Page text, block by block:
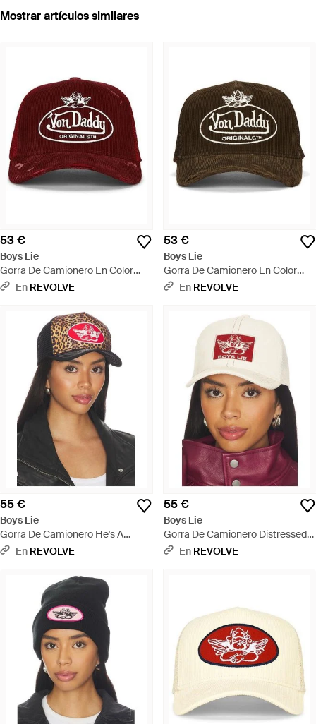
Mostrar artículos similares
53 €
Boys Lie
Gorra De Camionero En Color
Rojo Talla - Rojo
En REVOLVE
53 €
Boys Lie
Gorra De Camionero En Color
Verde Talla - Verde
En REVOLVE
55 €
Boys Lie
Gorra De Camionero He's A
Cheetah En Color Negro Talla -
En REVOLVE
55 €
Boys Lie
Gorra De Camionero Distressed
En Color Ivory Talla - Rosa
En REVOLVE